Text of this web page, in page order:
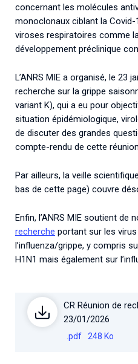
concernant les molécules
monoclonaux ciblant la Covid-
viroses respiratoires comme
développement préclinique
L’ANRS MIE a organisé, le 23
recherche sur la grippe
variant K), qui a eu pour
situation épidémiologique,
de discuter des grandes
compte-rendu de cette
Par ailleurs, la veille
bas de cette page) couvre
Enfin, l’ANRS MIE soutient de
recherche portant sur les
l’influenza/grippe, y compris
H1N1 mais également sur
CR Réunion de
23/01/2026
.pdf 248 Ko